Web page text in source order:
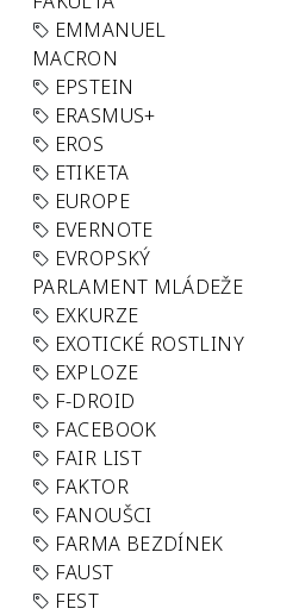
EMMANUEL
MACRON
EPSTEIN
ERASMUS+
EROS
ETIKETA
EUROPE
EVERNOTE
EVROPSKÝ
PARLAMENT MLÁDEŽE
EXKURZE
EXOTICKÉ ROSTLINY
EXPLOZE
F-DROID
FACEBOOK
FAIR LIST
FAKTOR
FANOUŠCI
FARMA BEZDÍNEK
FAUST
FEST